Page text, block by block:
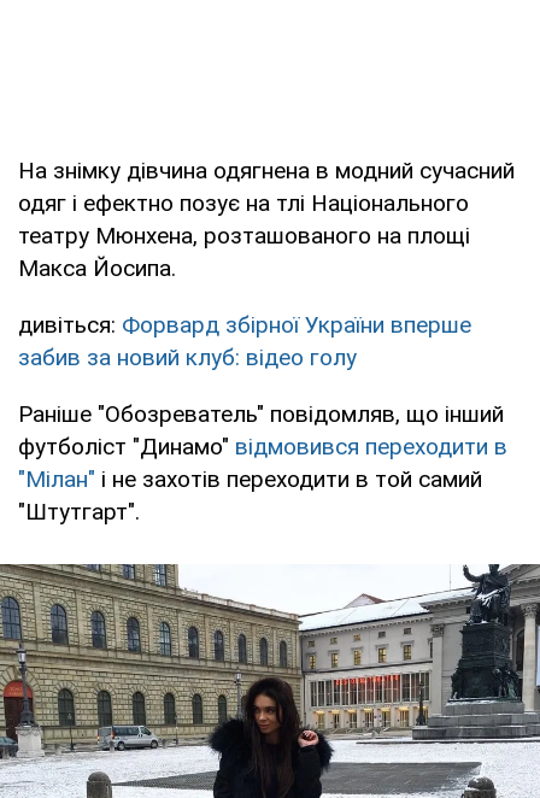
На знімку дівчина одягнена в модний сучасний
одяг і ефектно позує на тлі Національного
театру Мюнхена, розташованого на площі
Макса Йосипа.
дивіться: Форвард збірної України вперше
забив за новий клуб: відео голу
Раніше "Обозреватель" повідомляв, що інший
футболіст "Динамо" відмовився переходити в
"Мілан" і не захотів переходити в той самий
"Штутгарт".